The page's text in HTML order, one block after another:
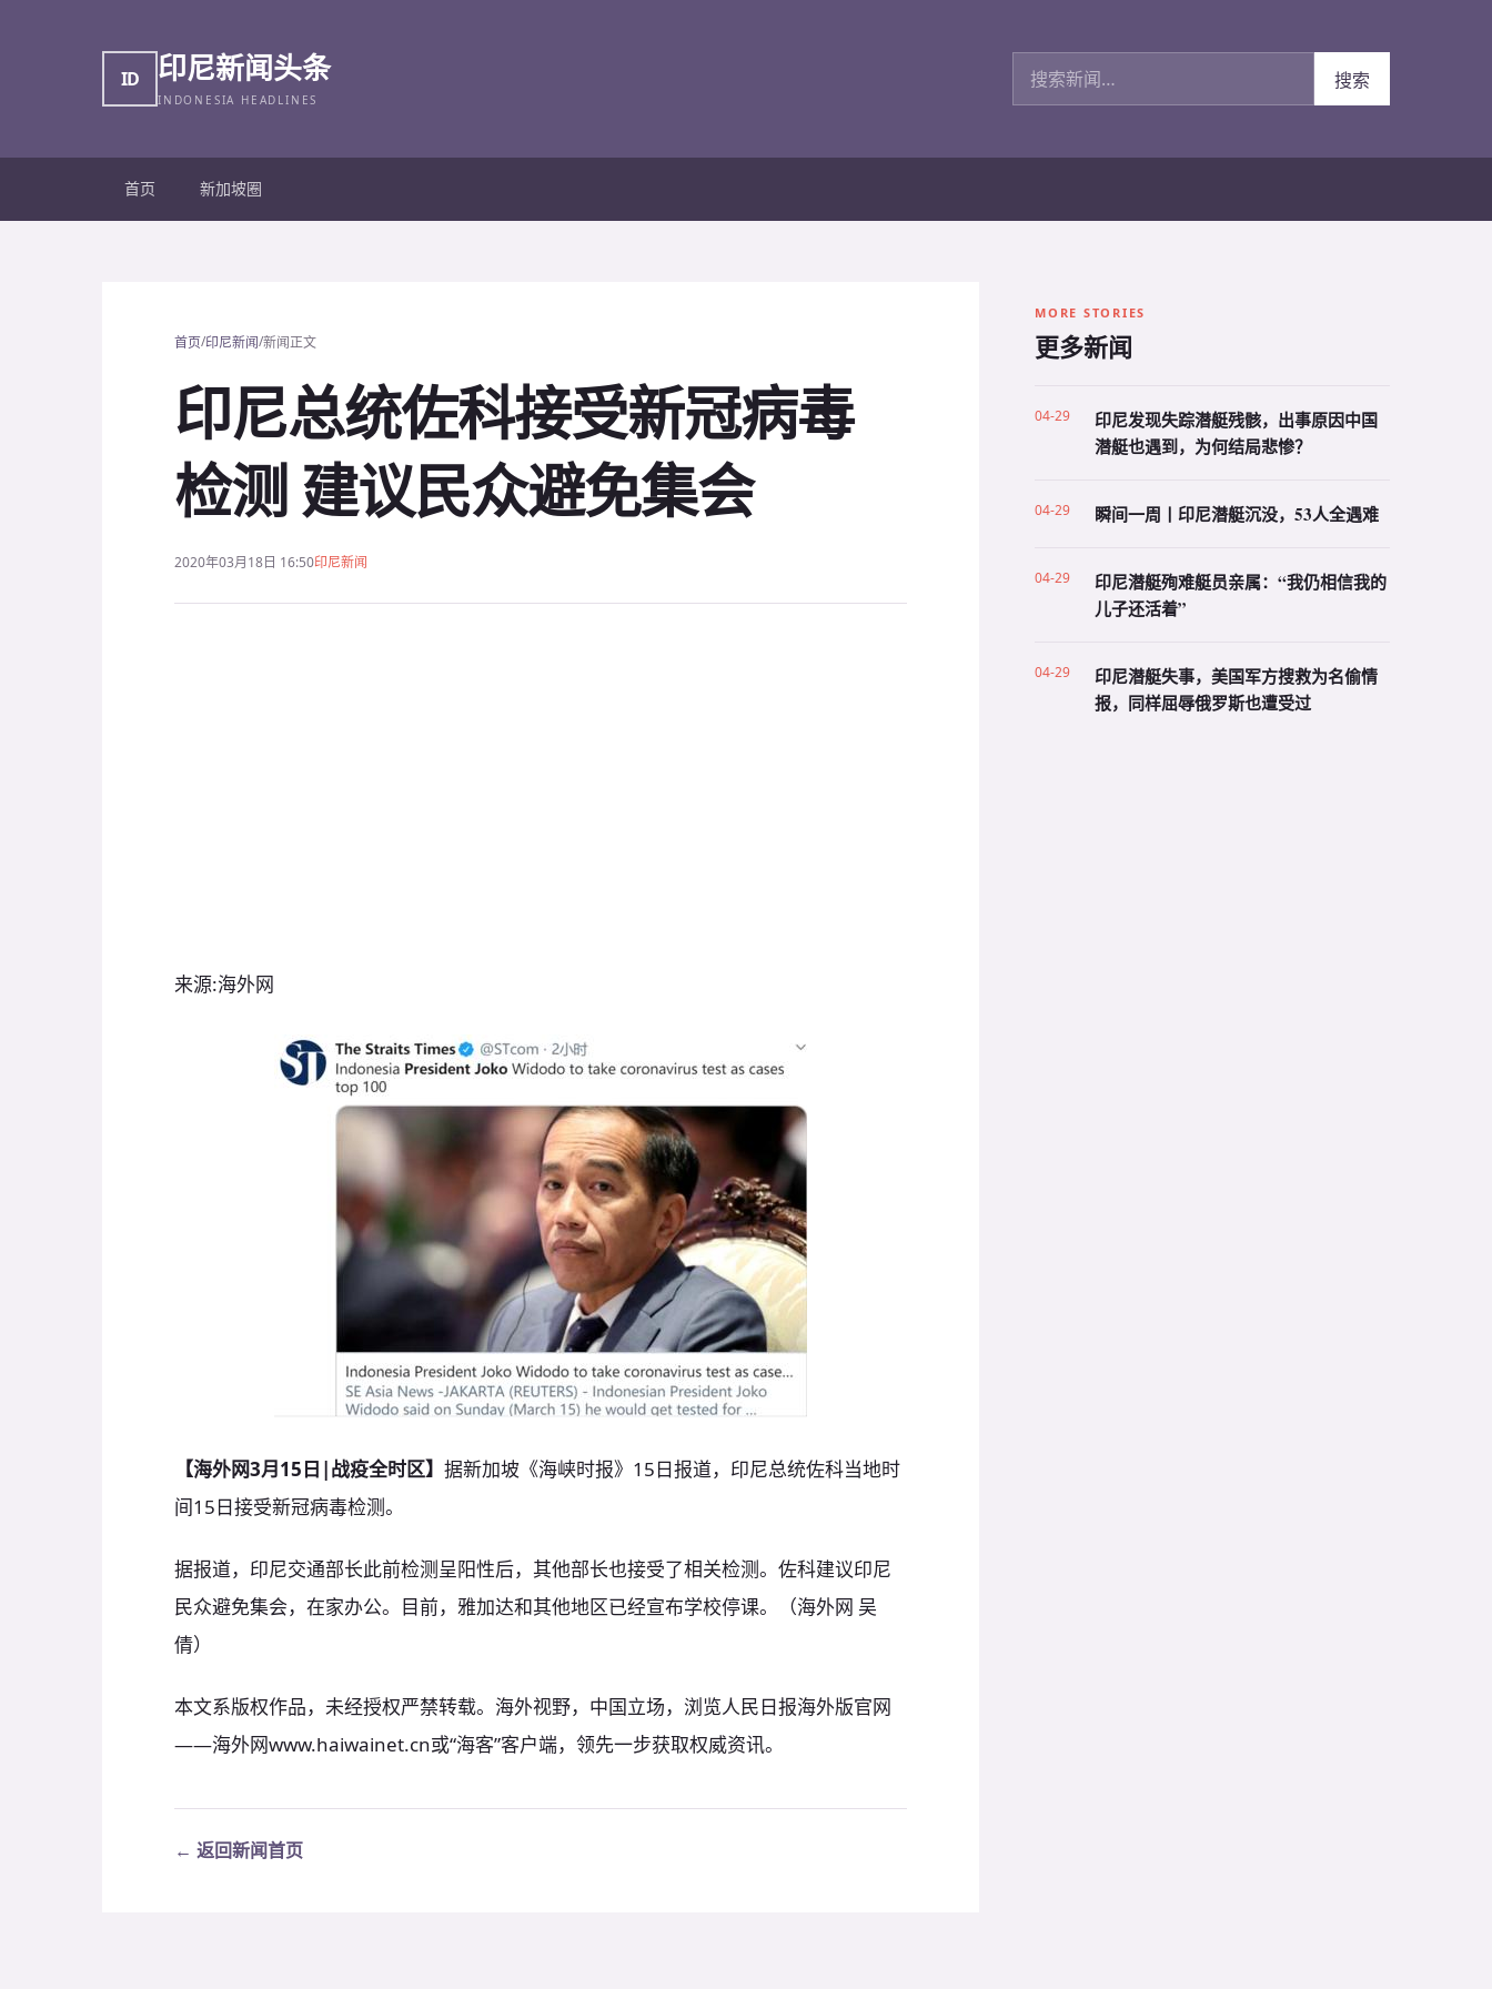
ID 印尼新闻头条
INDONESIA HEADLINES
搜索新闻
搜索
首页 新加坡圈
首页/印尼新闻/新闻正文
印尼总统佐科接受新冠病毒
检测 建议民众避免集会
2020年03月18日 16:50印尼新闻
来源:海外网
【海外网3月15日|战疫全时区】 据新加坡《海峡时报》15日报道，印尼总统佐科当地时
间15日接受新冠病毒检测。
据报道，印尼交通部长此前检测呈阳性后，其他部长也接受了相关检测。佐科建议印尼
民众避免集会，在家办公。目前，雅加达和其他地区已经宣布学校停课。（海外网 吴
倩）
本文系版权作品，未经授权严禁转载。海外视野，中国立场，浏览人民日报海外版官网
——海外网www.haiwainet.cn或“海客”客户端，领先一步获取权威资讯。
← 返回新闻首页
MORE STORIES
更多新闻
04-29
印尼发现失踪潜艇残骸，出事原因中国
潜艇也遇到，为何结局悲惨？
04-29 瞬间一周丨印尼潜艇沉没，53人全遇难
04-29
印尼潜艇殉难艇员亲属：“我仍相信我的
儿子还活着”
04-29
印尼潜艇失事，美国军方搜救为名偷情
报，同样屈辱俄罗斯也遭受过